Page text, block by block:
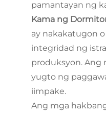
pamantayan ng
Kama ng
ay nakakatugon
integridad ng
produksyon. Ang
yugto ng
iimpake.
Ang mga
ay hindi kasama ang
kumot, lampara,